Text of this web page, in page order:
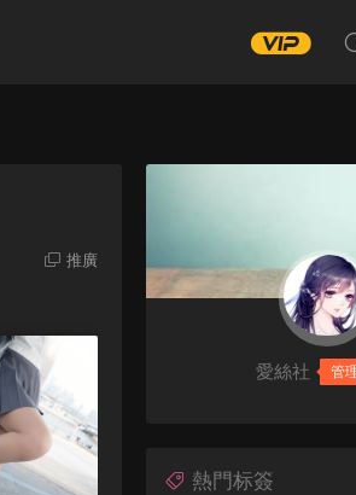
推廣
愛絲社 管
熱門标簽